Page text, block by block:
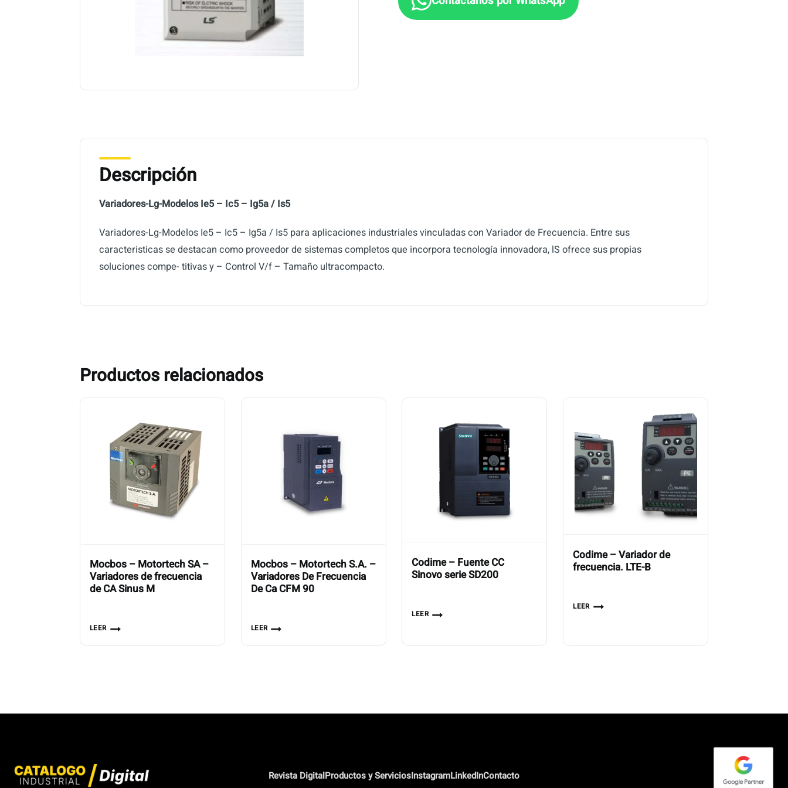
Descripción
Variadores-Lg-Modelos Ie5 – Ic5 – Ig5a / Is5
Variadores-Lg-Modelos Ie5 – Ic5 – Ig5a / Is5 para aplicaciones industriales vinculadas con Variador de Frecuencia. Entre sus
caracteristicas se destacan como proveedor de sistemas completos que incorpora tecnología innovadora, lS ofrece sus propias
soluciones compe- titivas y – Control V/f – Tamaño ultracompacto.
Productos relacionados
Mocbos – Motortech SA –
Variadores de frecuencia
de CA Sinus M
LEER
Mocbos – Motortech S.A. –
Variadores De Frecuencia
De Ca CFM 90
LEER
Codime – Fuente CC
Sinovo serie SD200
LEER
Codime – Variador de
frecuencia. LTE-B
LEER
Revista DigitalProductos y ServiciosInstagramLinkedInContacto